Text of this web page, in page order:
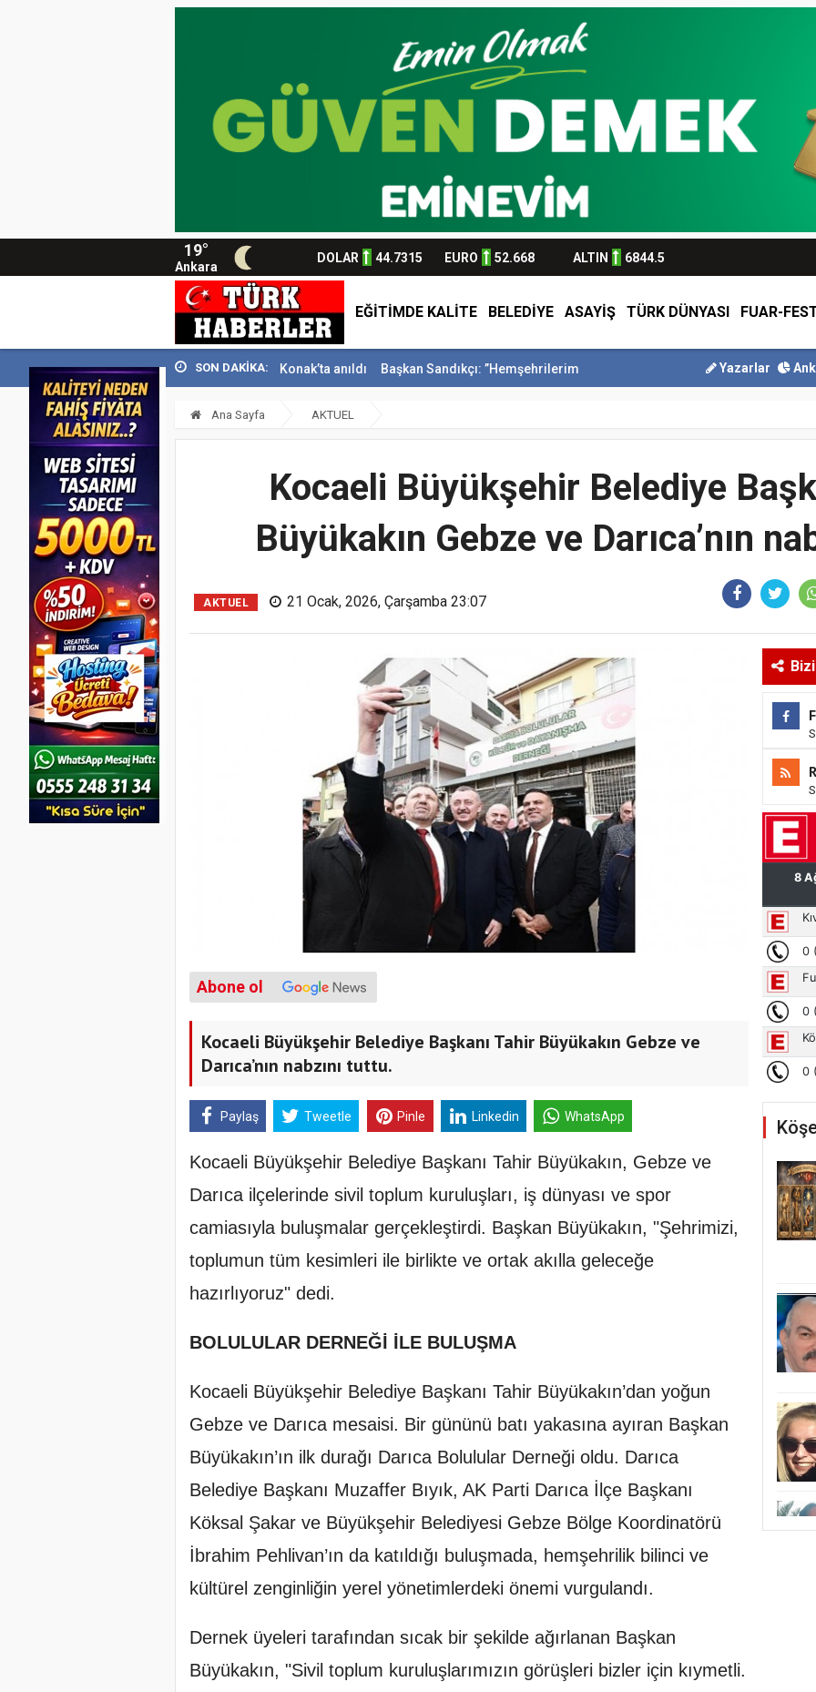
19°
Ankara
DOLAR 44.7315 EURO 52.668 ALTIN 6844.5
EĞİTİMDE KALİTE BELEDİYE ASAYİŞ TÜRK DÜNYASI FUAR-
SON DAKİKA:
Usta Gazeteci İsmail Sivri Konak’ta anıldı Başkan Sandıkçı: ”Hemşehrilerimizle olan güçl... Başkan Altay Umre Ödüllü Siyer
Yazarlar
Ana Sayfa AKTUEL
Kocaeli Büyükşehir Belediye
Büyükakın Gebze ve Darıca’nın
AKTUEL 21 Ocak, 2026, Çarşamba 23:07
Abone ol
Kocaeli Büyükşehir Belediye Başkanı Tahir Büyükakın Gebze ve
Darıca’nın nabzını tuttu.
Paylaş Tweetle Pinle Linkedin WhatsApp
Kocaeli Büyükşehir Belediye Başkanı Tahir Büyükakın, Gebze ve
Darıca ilçelerinde sivil toplum kuruluşları, iş dünyası ve spor
camiasıyla buluşmalar gerçekleştirdi. Başkan Büyükakın, "Şehrimizi,
toplumun tüm kesimleri ile birlikte ve ortak akılla geleceğe
hazırlıyoruz" dedi.
BOLULULAR DERNEĞİ İLE BULUŞMA
Kocaeli Büyükşehir Belediye Başkanı Tahir Büyükakın’dan yoğun
Gebze ve Darıca mesaisi. Bir gününü batı yakasına ayıran Başkan
Büyükakın’ın ilk durağı Darıca Bolulular Derneği oldu. Darıca
Belediye Başkanı Muzaffer Bıyık, AK Parti Darıca İlçe Başkanı
Köksal Şakar ve Büyükşehir Belediyesi Gebze Bölge Koordinatörü
İbrahim Pehlivan’ın da katıldığı buluşmada, hemşehrilik bilinci ve
kültürel zenginliğin yerel yönetimlerdeki önemi vurgulandı.
Dernek üyeleri tarafından sıcak bir şekilde ağırlanan Başkan
Büyükakın, "Sivil toplum kuruluşlarımızın görüşleri bizler için kıymetli.